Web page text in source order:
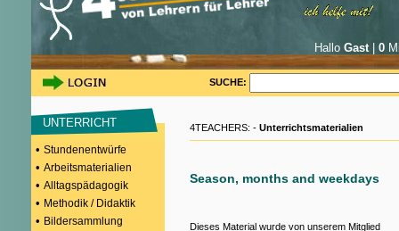
Hallo Gast| 0
SUCHE:
UNTERRICHT
• Stundenentwürfe
• Arbeitsmaterialien
• Alltagspädagogik
• Methodik / Didaktik
• Bildersammlung
4TEACHERS: - Unterrichtsmaterialien
Season, months and weekdays
Dieses Material wurde von unserem Mitglied